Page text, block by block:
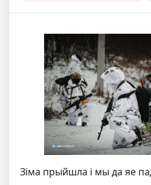
Зіма прыйшла і мы да яе